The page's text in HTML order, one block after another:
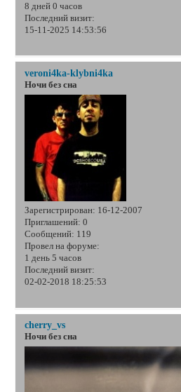
8 дней 0 часов
Последний визит:
15-11-2025 14:53:56
veroni4ka-klybni4ka
Ночи без сна
Зарегистрирован: 16-12-2007
Приглашений: 0
Сообщений: 119
Провел на форуме:
1 день 5 часов
Последний визит:
02-02-2018 18:25:53
cherry_vs
Ночи без сна